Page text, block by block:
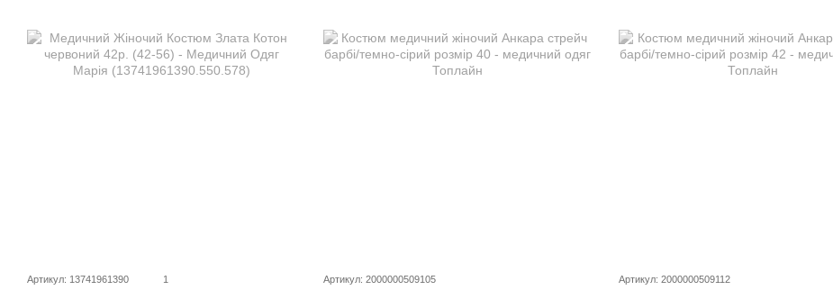
Артикул: 13741961390 1 Артикул: 2000000509105 Артикул: 2000000509112